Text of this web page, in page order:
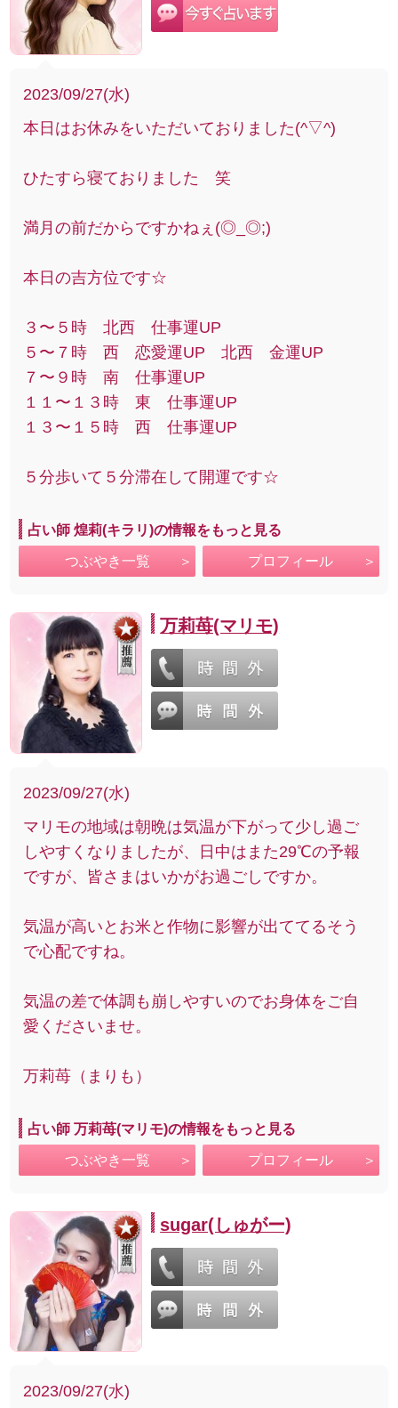
2023/09/27(水)
本日はお休みをいただいておりました(^▽^)
ひたすら寝ておりました 笑
満月の前だからですかねぇ(◎_◎;)
本日の吉方位です☆
３〜５時 北西 仕事運UP
５〜７時 西 恋愛運UP 北西 金運UP
７〜９時 南 仕事運UP
１１〜１３時 東 仕事運UP
１３〜１５時 西 仕事運UP
５分歩いて５分滞在して開運です☆
占い師 煌莉(キラリ)の情報をもっと見る
つぶやき一覧 プロフィール
万莉苺(マリモ)
2023/09/27(水)
マリモの地域は朝晩は気温が下がって少し過ご
しやすくなりましたが、日中はまた29℃の予報
ですが、皆さまはいかがお過ごしですか。
気温が高いとお米と作物に影響が出ててるそう
で心配ですね。
気温の差で体調も崩しやすいのでお身体をご自
愛くださいませ。
万莉苺（まりも）
占い師 万莉苺(マリモ)の情報をもっと見る
つぶやき一覧 プロフィール
sugar(しゅがー)
2023/09/27(水)